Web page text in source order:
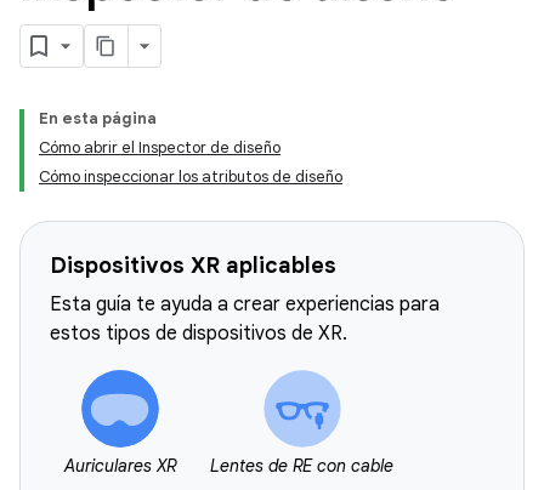
En esta página
Cómo abrir el Inspector de diseño
Cómo inspeccionar los atributos de diseño
Dispositivos XR aplicables
Esta guía te ayuda a crear experiencias para
estos tipos de dispositivos de XR.
Auriculares XR Lentes de RE con cable